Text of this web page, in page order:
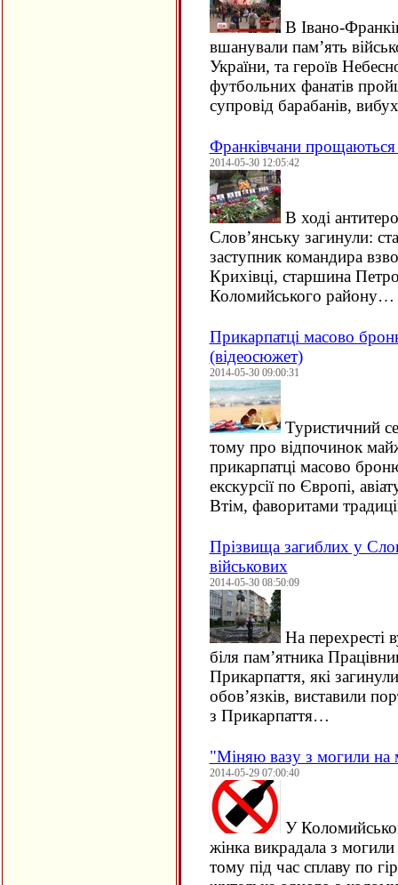
В Івано-
вшанували пам’ять
України, та героїв
футбольних фанатів
супровід барабанів,
Франківчани
2014-05-30 12:05:42
В ході
Слов’янську загинули:
заступник командира
Крихівці, старшина
Коломийського району…
Прикарпатці масово
(відеосюжет)
2014-05-30 09:00:31
Туристичний
тому про відпочинок
прикарпатці масово
екскурсії по Європі,
Втім, фаворитами
Прізвища загиблих у
військових
2014-05-30 08:50:09
На перехресті
біля пам’ятника
Прикарпаття, які
обов’язків, виставили
з Прикарпаття…
"Міняю вазу з могили на
2014-05-29 07:00:40
У
жінка викрадала з могили
тому під час сплаву по